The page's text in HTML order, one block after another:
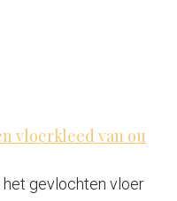
vloerkleed van ou
gevlochten vloer